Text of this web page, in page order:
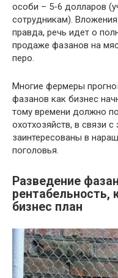
особи – 5-6 долларов
сотрудникам). Вложения
правда, речь идет о
продаже фазанов на
перо.
Многие фермеры
фазанов как бизнес
тому времени должно
охотхозяйств, в связи
заинтересованы в
поголовья.
Разведение
рентабельность,
бизнес план